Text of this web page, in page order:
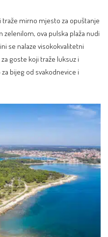
traže mirno mjesto za opuštanje
zelenilom, ova pulska plaža nudi
se nalaze visokokvalitetni
goste koji traže luksuz i
bijeg od svakodnevice i